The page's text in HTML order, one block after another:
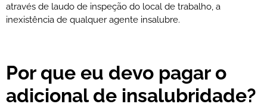
através de laudo de inspeção do local de trabalho, a
inexistência de qualquer agente insalubre.
Por que eu devo pagar o
adicional de insalubridade?